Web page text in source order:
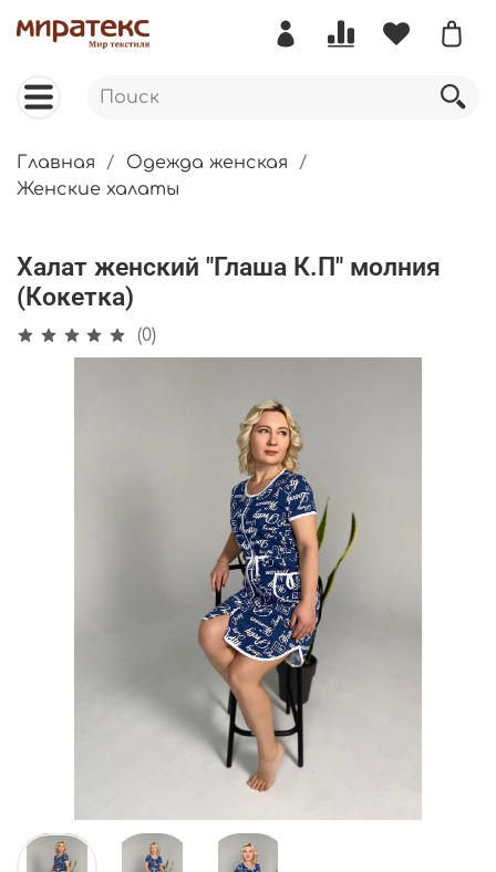
Главная
Одежда женская
Женские халаты
Халат женский "Глаша К.П" молния
(Кокетка)
(0)